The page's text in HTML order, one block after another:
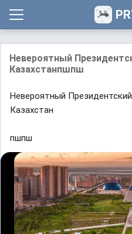
Невероятный
Казахстанпшпш
Невероятный
Казахстан
пшпш